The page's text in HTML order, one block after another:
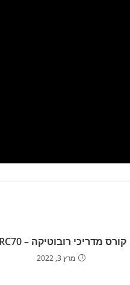
קורס מדריכי רובוטיקה – RC70
מרץ 3, 2022